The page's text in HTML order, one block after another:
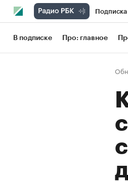
Подписка
Школа
Рынок
В подписке Про: главное